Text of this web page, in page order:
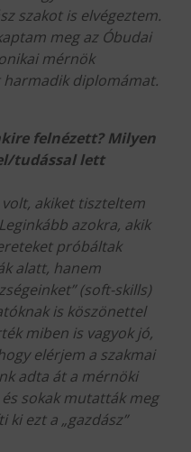
szakot is elvégeztem.
meg az Óbudai
mérnök
diplomámat.
felnézett? Milyen
tudással lett
akiket tiszteltem
azokra, akik
próbáltak
alatt, hanem
(soft-skills)
is köszönettel
miben is vagyok jó,
elérjem a szakmai
adta át a mérnöki
sokak mutatták meg
ki ezt a „gazdász”